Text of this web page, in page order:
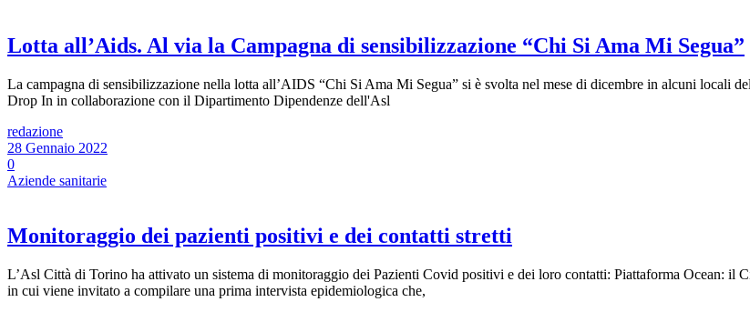
Lotta all’Aids. Al via la Campagna di sensibilizzazione “Chi Si Ama Mi Segua”
La campagna di sensibilizzazione nella lotta all’AIDS “Chi Si Ama Mi Segua” si è svolta nel mese di dicembre in alcuni locali
Drop In in collaborazione con il Dipartimento Dipendenze dell'Asl
redazione
28 Gennaio 2022
0
Aziende sanitarie
Monitoraggio dei pazienti positivi e dei contatti stretti
L’Asl Città di Torino ha attivato un sistema di monitoraggio dei Pazienti Covid positivi e dei loro contatti: Piattaforma Ocean: il
in cui viene invitato a compilare una prima intervista epidemiologica che,